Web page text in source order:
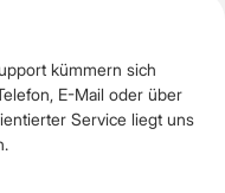
kümmern sich
E-Mail oder über
Service liegt uns